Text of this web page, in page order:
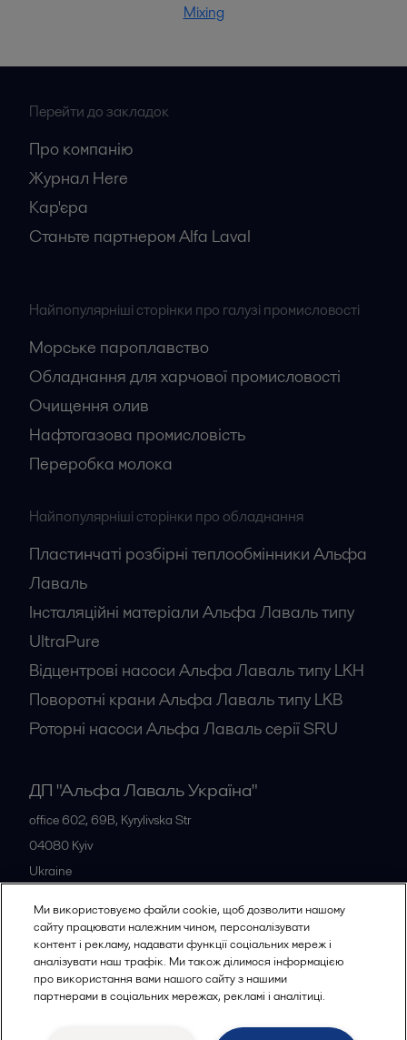
Mixing
Перейти до закладок
Про компанію
Журнал Here
Кар'єрa
Станьте партнером Alfa Laval
Найпопулярніші сторінки про галузі промисловості
Морське пароплавство
Обладнання для харчової промисловості
Очищення олив
Нафтогазова промисловість
Переробка молока
Найпопулярніші сторінки про обладнання
Пластинчаті розбірні теплообмінники Альфа
Лаваль
Інсталяційні матеріали Альфа Лаваль типу
UltraPure
Відцентрові насоси Альфа Лаваль типу LKH
Поворотні крани Альфа Лаваль типу LKB
Роторні насоси Альфа Лаваль серії SRU
ДП "Альфа Лаваль Україна"
office 602, 69B, Kyrylivska Str
04080 Kyiv
Ukraine
Всі офіси
Політика конфіденційності
Ми використовуємо файли cookie, щоб дозволити нашому
сайту працювати належним чином, персоналізувати
контент і рекламу, надавати функції соціальних мереж і
аналізувати наш трафік. Ми також ділимося інформацією
про використання вами нашого сайту з нашими
партнерами в соціальних мережах, рекламі і аналітиці.